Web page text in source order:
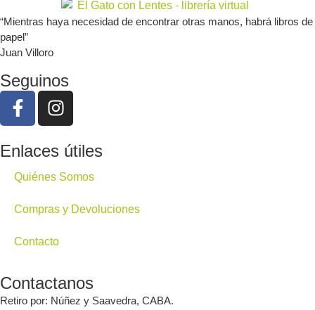
“Mientras haya necesidad de encontrar otras manos, habrá libros de
papel”
Juan Villoro
Seguinos
Enlaces útiles
Quiénes Somos
Compras y Devoluciones
Contacto
Contactanos
Retiro por: Núñez y Saavedra, CABA.